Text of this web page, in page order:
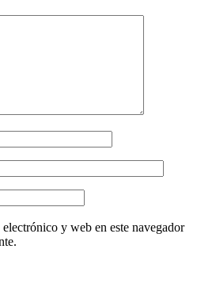
y web en este navegador